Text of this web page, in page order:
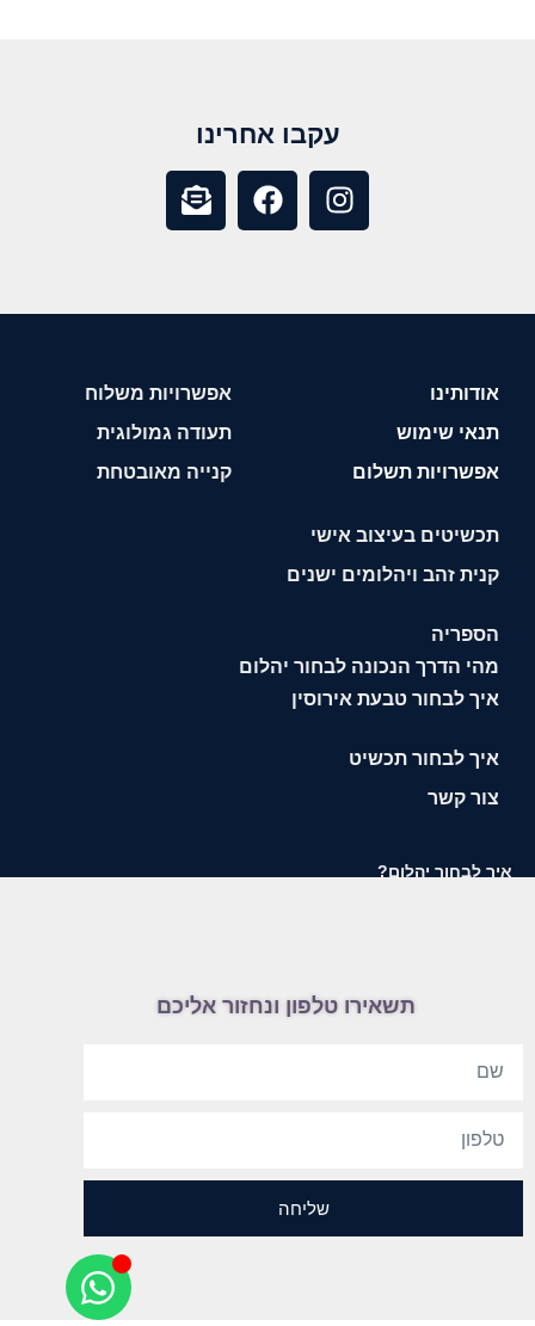
עקבו אחרינו
אודותינו
תנאי שימוש
אפשרויות תשלום
אפשרויות משלוח
תעודה גמולוגית
קנייה מאובטחת
תכשיטים בעיצוב אישי
קנית זהב ויהלומים ישנים
הספריה
מהי הדרך הנכונה לבחור יהלום
איך לבחור טבעת אירוסין
איך לבחור תכשיט
צור קשר
איך לבחור יהלום?
תשאירו טלפון ונחזור אליכם
שליחה